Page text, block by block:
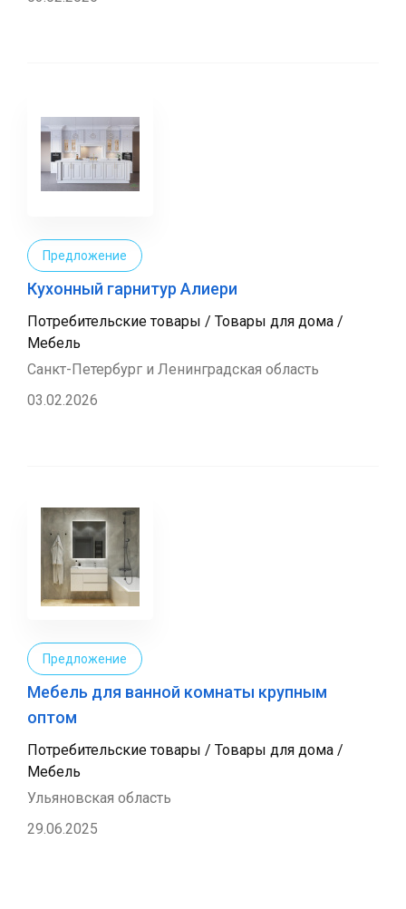
Предложение
Кухонный гарнитур Алиери
Потребительские товары / Товары для дома /
Мебель
Санкт-Петербург и Ленинградская область
03.02.2026
Предложение
Мебель для ванной комнаты крупным
оптом
Потребительские товары / Товары для дома /
Мебель
Ульяновская область
29.06.2025